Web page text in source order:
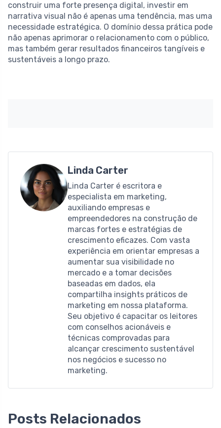
construir uma forte presença digital, investir em
narrativa visual não é apenas uma tendência, mas uma
necessidade estratégica. O domínio dessa prática pode
não apenas aprimorar o relacionamento com o público,
mas também gerar resultados financeiros tangíveis e
sustentáveis a longo prazo.
Linda Carter
Linda Carter é escritora e
especialista em marketing,
auxiliando empresas e
empreendedores na construção de
marcas fortes e estratégias de
crescimento eficazes. Com vasta
experiência em orientar empresas a
aumentar sua visibilidade no
mercado e a tomar decisões
baseadas em dados, ela
compartilha insights práticos de
marketing em nossa plataforma.
Seu objetivo é capacitar os leitores
com conselhos acionáveis ​​e
técnicas comprovadas para
alcançar crescimento sustentável
nos negócios e sucesso no
marketing.
Posts Relacionados